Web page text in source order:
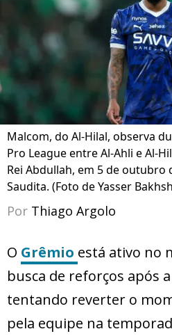
Malcom, do Al-Hilal, observa
Pro League entre Al-Ahli e Al-
Rei Abdullah, em 5 de outubro
Saudita. (Foto de Yasser
Por Thiago Argolo
O Grêmio está ativo no
busca de reforços após
tentando reverter o
pela equipe na